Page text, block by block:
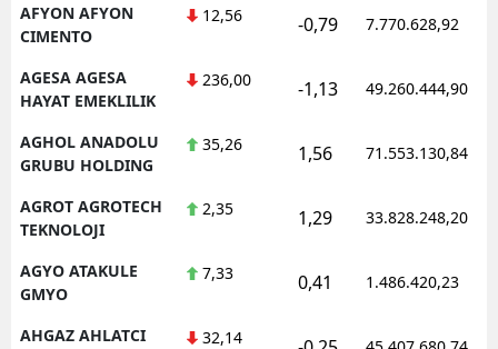
AFYON AFYON
CIMENTO
12,56 -0,79 7.770.628,92
AGESA AGESA
HAYAT EMEKLILIK
236,00 -1,13 49.260.444,90
AGHOL ANADOLU
GRUBU HOLDING
35,26 1,56 71.553.130,84
AGROT AGROTECH
TEKNOLOJI
2,35 1,29 33.828.248,20
AGYO ATAKULE
GMYO
7,33 0,41 1.486.420,23
AHGAZ AHLATCI
32,14